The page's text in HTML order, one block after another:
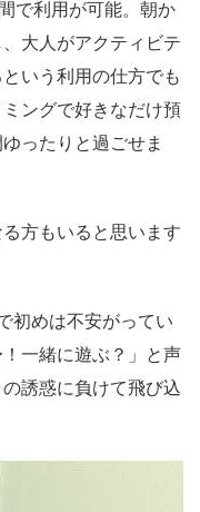
で利用が可能。朝か
大人がアクティビテ
いう利用の仕方でも
ングで好きなだけ預
ったりと過ごせま
方もいると思います
初めは不安がってい
一緒に遊ぶ？」と声
誘惑に負けて飛び込